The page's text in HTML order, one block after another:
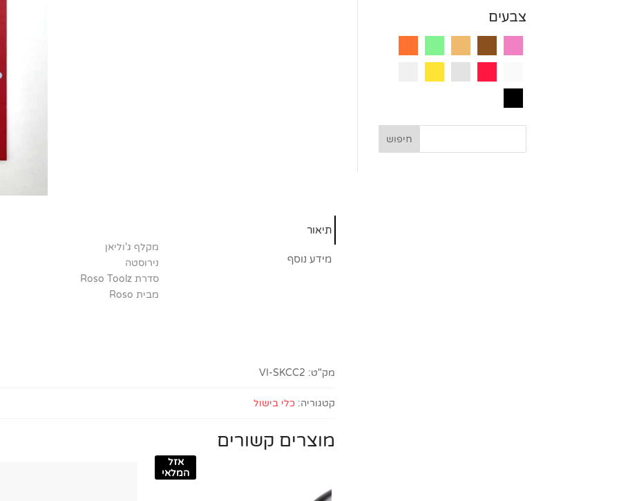
תיאור
מידע נוסף
מקלף ג'וליאן
נירוסטה
סדרת Roso Toolz
מבית Roso
מק"ט: VI-SKCC2
קטגוריה:כלי בישול
מוצרים קשורים
אזל
המלאי
צבעים